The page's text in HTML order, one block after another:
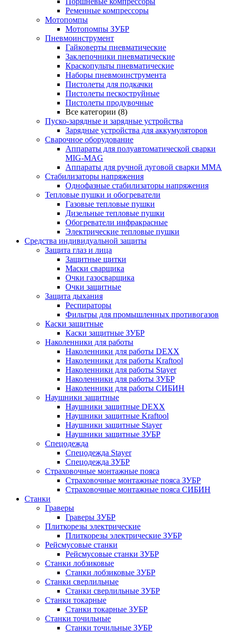
Ременные компрессоры
Мотопомпы
Мотопомпы ЗУБР
Пневмоинструмент
Гайковерты пневматические
Заклепочники пневматические
Краскопульты пневматические
Наборы пневмоинструмента
Пистолеты для подкачки
Пистолеты пескоструйные
Пистолеты продувочные
Все категории (8)
Пуско-зарядные и зарядные устройства
Зарядные устройства для аккумуляторов
Сварочное оборудование
Аппараты для полуавтоматической сварки
MIG-MAG
Аппараты для ручной дуговой сварки MMA
Стабилизаторы напряжения
Однофазные стабилизаторы напряжения
Тепловые пушки и обогреватели
Газовые тепловые пушки
Дизельные тепловые пушки
Обогреватели инфракрасные
Электрические тепловые пушки
Средства индивидуальной защиты
Защита глаз и лица
Защитные щитки
Маски сварщика
Очки газосварщика
Очки защитные
Защита дыхания
Респираторы
Фильтры для промышленных противогазов
Каски защитные
Каски защитные ЗУБР
Наколенники для работы
Наколенники для работы DEXX
Наколенники для работы Kraftool
Наколенники для работы Stayer
Наколенники для работы ЗУБР
Наколенники для работы СИБИН
Наушники защитные
Наушники защитные DEXX
Наушники защитные Kraftool
Наушники защитные Stayer
Наушники защитные ЗУБР
Спецодежда
Спецодежда Stayer
Спецодежда ЗУБР
Страховочные монтажные пояса
Страховочные монтажные пояса ЗУБР
Страховочные монтажные пояса СИБИН
Станки
Граверы
Граверы ЗУБР
Плиткорезы электрические
Плиткорезы электрические ЗУБР
Рейсмусовые станки
Рейсмусовые станки ЗУБР
Станки лобзиковые
Станки лобзиковые ЗУБР
Станки сверлильные
Станки сверлильные ЗУБР
Станки токарные
Станки токарные ЗУБР
Станки точильные
Станки точильные ЗУБР